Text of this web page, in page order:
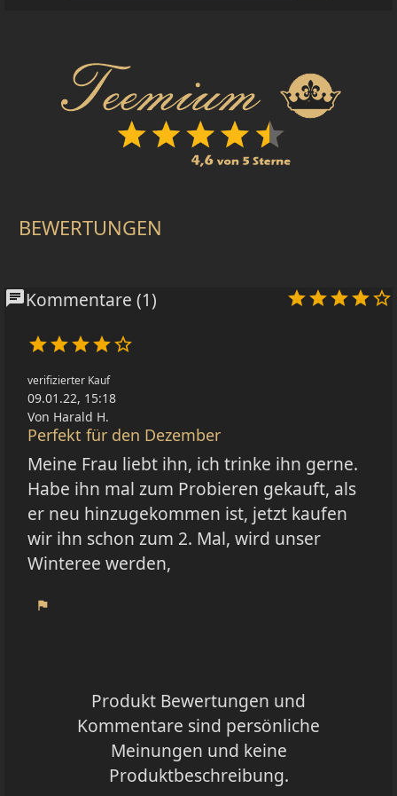
BEWERTUNGEN
chatKommentare (1) 

verifizierter Kauf
09.01.22, 15:18
Von Harald H.
Perfekt für den Dezember
Meine Frau liebt ihn, ich trinke ihn gerne.
Habe ihn mal zum Probieren gekauft, als
er neu hinzugekommen ist, jetzt kaufen
wir ihn schon zum 2. Mal, wird unser
Winteree werden,
flag
Produkt Bewertungen und
Kommentare sind persönliche
Meinungen und keine
Produktbeschreibung.